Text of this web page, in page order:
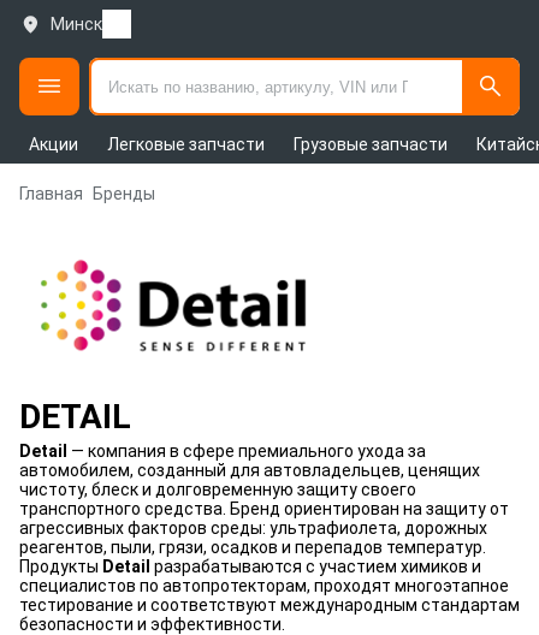
Минск
Акции Легковые запчасти Грузовые запчасти
Главная Бренды
DETAIL
Detail — компания в сфере премиального ухода за
автомобилем, созданный для автовладельцев, ценящих
чистоту, блеск и долговременную защиту своего
транспортного средства. Бренд ориентирован на защиту от
агрессивных факторов среды: ультрафиолета, дорожных
реагентов, пыли, грязи, осадков и перепадов температур.
Продукты Detail разрабатываются с участием химиков и
специалистов по автопротекторам, проходят многоэтапное
тестирование и соответствуют международным стандартам
безопасности и эффективности.